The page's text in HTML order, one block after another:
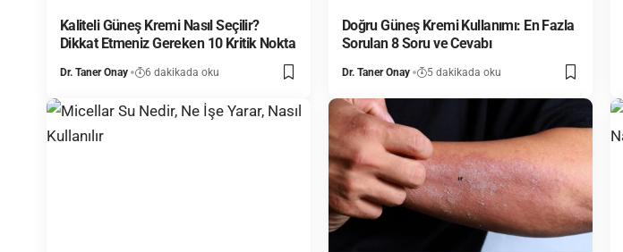
Kaliteli Güneş Kremi Nasıl Seçilir?
Dikkat Etmeniz Gereken 10 Kritik Nokta
Dr. Taner Onay 6 dakikada oku
Doğru Güneş Kremi Kullanımı: En Fazla
Sorulan 8 Soru ve Cevabı
Dr. Taner Onay 5 dakikada oku